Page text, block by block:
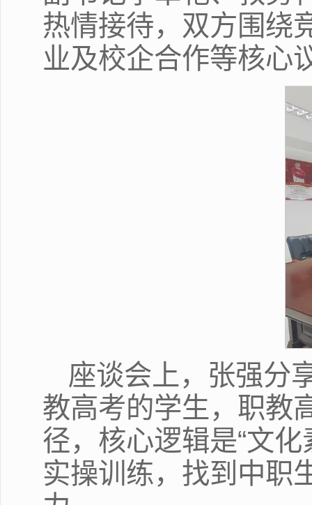
热情接待，双方围绕
业及校企合作等核心
座谈会上，张强分
教高考的学生，职教
径，核心逻辑是“文
实操训练，找到中职